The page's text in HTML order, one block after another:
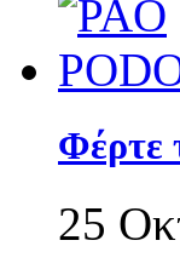
Φέρτε
25